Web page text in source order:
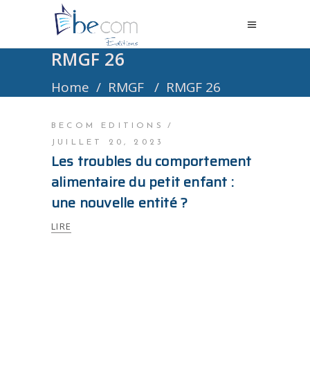
RMGF 26
Home / RMGF / RMGF 26
BECOM EDITIONS
JUILLET 20, 2023
Les troubles du comportement
alimentaire du petit enfant :
une nouvelle entité ?
LIRE